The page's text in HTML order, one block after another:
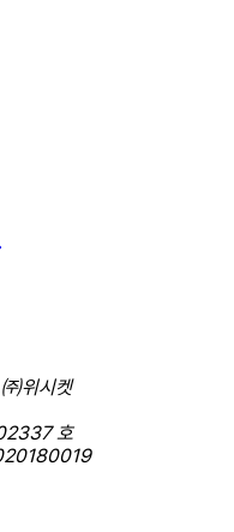
위시켓
호